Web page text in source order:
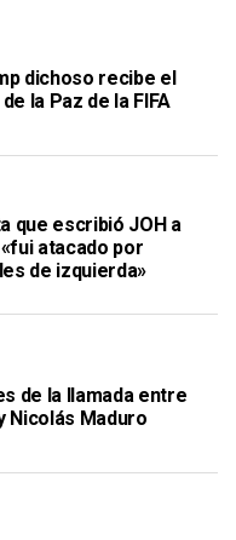
dichoso recibe el
la Paz de la FIFA
que escribió JOH a
atacado por
de izquierda»
de la llamada entre
Nicolás Maduro